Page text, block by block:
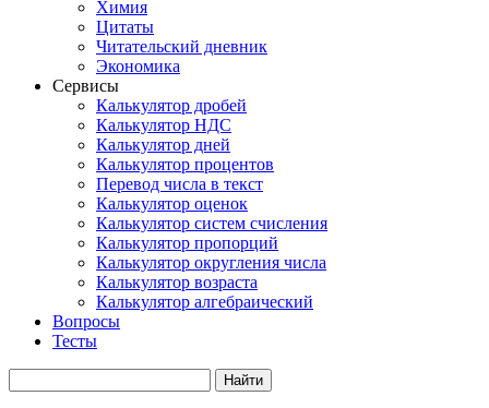
Химия
Цитаты
Читательский дневник
Экономика
Сервисы
Калькулятор дробей
Калькулятор НДС
Калькулятор дней
Калькулятор процентов
Перевод числа в текст
Калькулятор оценок
Калькулятор систем счисления
Калькулятор пропорций
Калькулятор округления числа
Калькулятор возраста
Калькулятор алгебраический
Вопросы
Тесты
Найти